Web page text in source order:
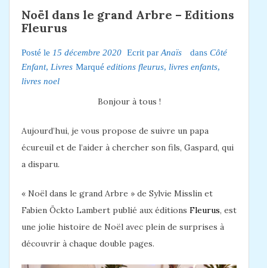
Noël dans le grand Arbre – Editions
Fleurus
Posté le 15 décembre 2020 Ecrit par Anaïs dans Côté
Enfant, Livres Marqué editions fleurus, livres enfants,
livres noel
Bonjour à tous !
Aujourd’hui, je vous propose de suivre un papa
écureuil et de l’aider à chercher son fils, Gaspard, qui
a disparu.
« Noël dans le grand Arbre » de Sylvie Misslin et
Fabien Öckto Lambert publié aux éditions Fleurus, est
une jolie histoire de Noël avec plein de surprises à
découvrir à chaque double pages.